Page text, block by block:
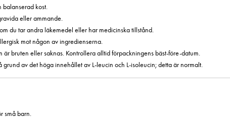
balanserad kost.
eller ammande.
du tar andra läkemedel eller har medicinska tillstånd.
mot någon av ingredienserna.
bruten eller saknas. Kontrollera alltid förpackningens bäst-före-datum.
grund av det höga innehållet av L-leucin och L-isoleucin; detta är normalt.
små barn.